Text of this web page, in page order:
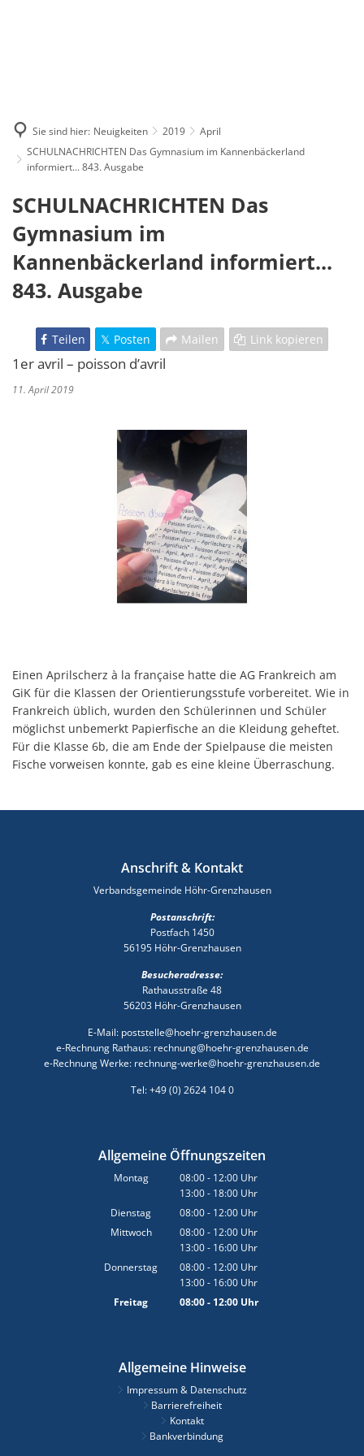
Sie sind hier: Neuigkeiten 2019
April
SCHULNACHRICHTEN Das Gymnasium im Kannenbäckerland
informiert... 843. Ausgabe
SCHULNACHRICHTEN Das
Gymnasium im
Kannenbäckerland informiert...
843. Ausgabe
Teilen Posten Mailen Link kopieren
1er avril – poisson d’avril
11. April 2019
Einen Aprilscherz à la française hatte die AG Frankreich am
GiK für die Klassen der Orientierungsstufe vorbereitet. Wie in
Frankreich üblich, wurden den Schülerinnen und Schüler
möglichst unbemerkt Papierfische an die Kleidung geheftet.
Für die Klasse 6b, die am Ende der Spielpause die meisten
Fische vorweisen konnte, gab es eine kleine Überraschung.
Anschrift & Kontakt
Verbandsgemeinde Höhr-Grenzhausen
Postanschrift:
Postfach 1450
56195 Höhr-Grenzhausen
Besucheradresse:
Rathausstraße 48
56203 Höhr-Grenzhausen
E-Mail: poststelle@hoehr-grenzhausen.de
e-Rechnung Rathaus: rechnung@hoehr-grenzhausen.de
e-Rechnung Werke: rechnung-werke@hoehr-grenzhausen.de
Tel: +49 (0) 2624 104 0
Allgemeine Öffnungszeiten
Montag 08:00- 12:00 Uhr
Von 08:00 bis 12:00 Uhr
13:00- 18:00 Uhr
Von 13:00 bis 18:00 Uhr
Dienstag 08:00- 12:00 Uhr
Von 08:00 bis 12:00 Uhr
Mittwoch 08:00- 12:00 Uhr
Von 08:00 bis 12:00 Uhr
13:00- 16:00 Uhr
Von 13:00 bis 16:00 Uhr
Donnerstag 08:00- 12:00 Uhr
Von 08:00 bis 12:00 Uhr
13:00- 16:00 Uhr
Von 13:00 bis 16:00 Uhr
Freitag 08:00- 12:00Uhr
Allgemeine Hinweise
Impressum & Datenschutz
Barrierefreiheit
Kontakt
Bankverbindung